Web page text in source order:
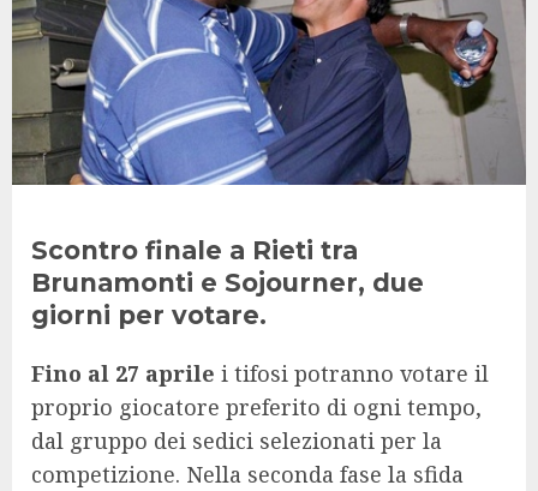
Scontro finale a Rieti tra
Brunamonti e Sojourner, due
giorni per votare.
Fino al 27 aprile i tifosi potranno votare il
proprio giocatore preferito di ogni tempo,
dal gruppo dei sedici selezionati per la
competizione. Nella seconda fase la sfida